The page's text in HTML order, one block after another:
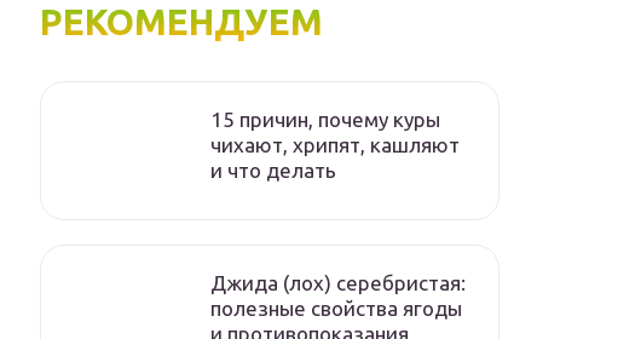
РЕКОМЕНДУЕМ
15 причин, почему куры
чихают, хрипят, кашляют
и что делать
Джида (лох) серебристая:
полезные свойства ягоды
и противопоказания